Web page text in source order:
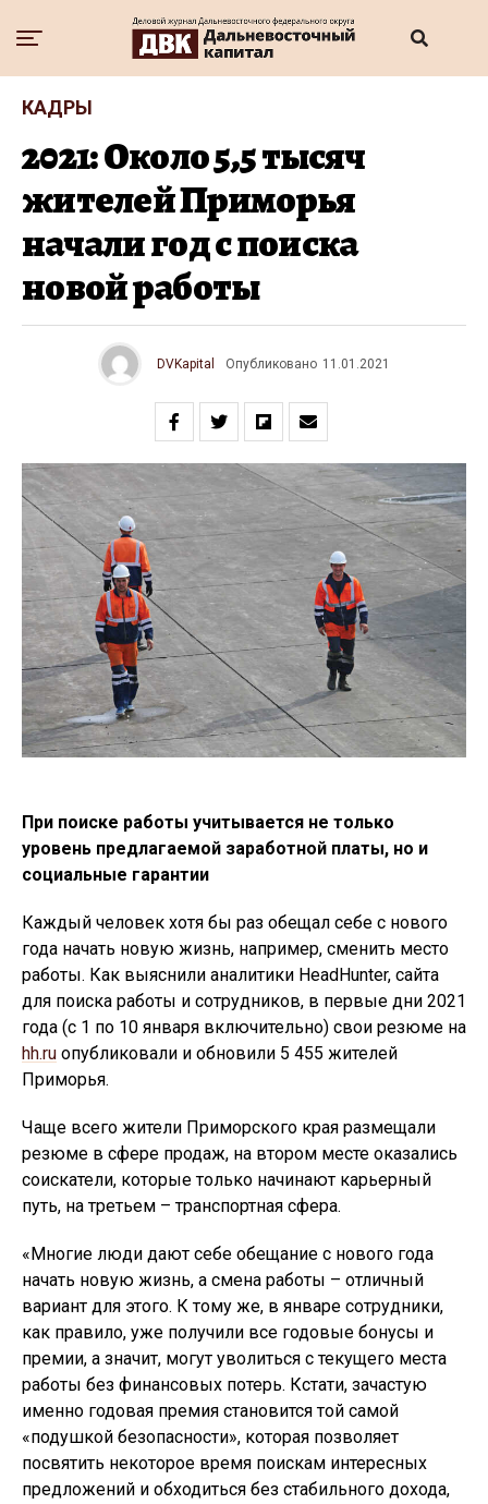
КАДРЫ
2021: Около 5,5 тысяч
жителей Приморья
начали год с поиска
новой работы
DVKapital Опубликовано 11.01.2021
При поиске работы учитывается не только
уровень предлагаемой заработной платы, но и
социальные гарантии
Каждый человек хотя бы раз обещал себе с нового
года начать новую жизнь, например, сменить место
работы. Как выяснили аналитики HeadHunter, сайта
для поиска работы и сотрудников, в первые дни 2021
года (с 1 по 10 января включительно) свои резюме на
hh.ru опубликовали и обновили 5 455 жителей
Приморья.
Чаще всего жители Приморского края размещали
резюме в сфере продаж, на втором месте оказались
соискатели, которые только начинают карьерный
путь, на третьем – транспортная сфера.
«Многие люди дают себе обещание с нового года
начать новую жизнь, а смена работы – отличный
вариант для этого. К тому же, в январе сотрудники,
как правило, уже получили все годовые бонусы и
премии, а значит, могут уволиться с текущего места
работы без финансовых потерь. Кстати, зачастую
именно годовая премия становится той самой
«подушкой безопасности», которая позволяет
посвятить некоторое время поискам интересных
предложений и обходиться без стабильного дохода,